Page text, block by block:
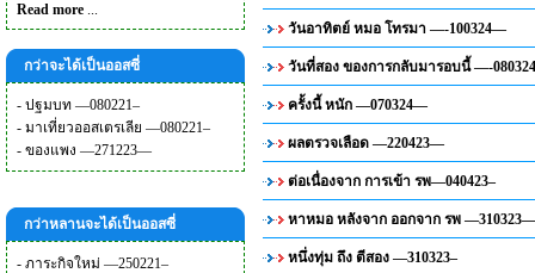
Read more ...
กว่าจะได้เป็นออสซี่
- ปฐมบท —080221–
- มาเที่ยวออสเตรเลีย —080221–
- ของแพง —271223—
กว่าหลานจะได้เป็นออสซี่
- ภาระกิจใหม่ —250221–
วันอาทิตย์ หมอ โทรมา —-100324—
วันที่สอง ของการกลับมารอบนี้ —-
ครั้งนี้ หนัก —070324—
ผลตรวจเลือด —220423—
ต่อเนื่องจาก การเข้า รพ—040423–
หาหมอ หลังจาก ออกจาก รพ —310323—
หนึ่งทุ่ม ถึง ตีสอง —310323–